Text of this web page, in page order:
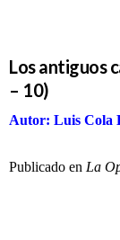
Los antiguos
– 10)
Autor: Luis Cola
Publicado en La